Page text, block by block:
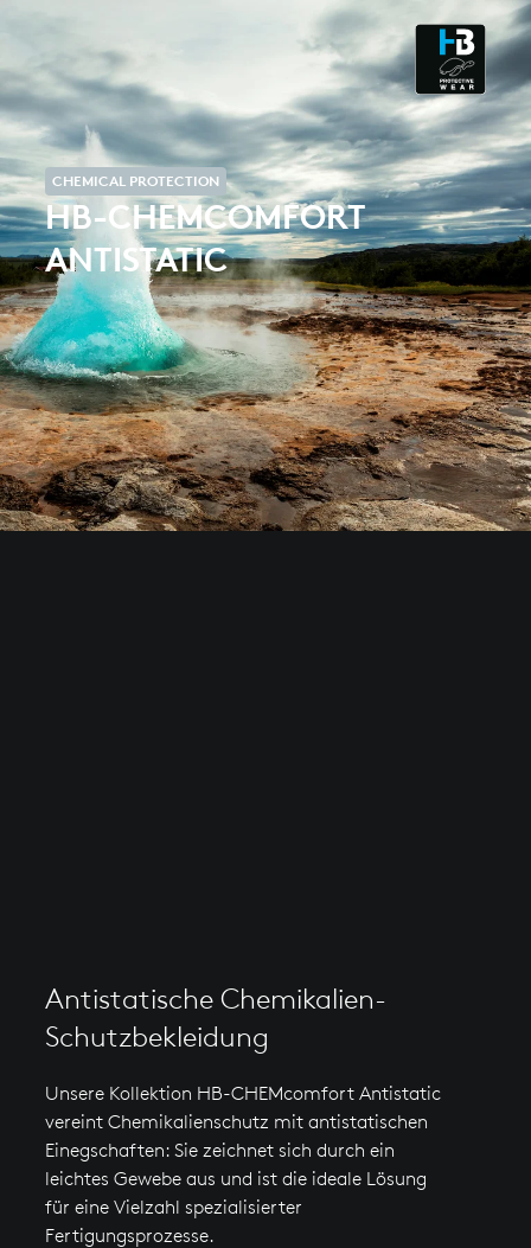
ESD - ELECTROSTATIC
DISCHARGE
CLEANROOM & DUST
CHEMICAL PROTECTION
HB-CHEMCOMFORT
ANTISTATIC
Antistatische Chemikalien-
Schutzbekleidung
Unsere Kollektion HB-CHEMcomfort Antistatic
vereint Chemikalienschutz mit antistatischen
Einegschaften: Sie zeichnet sich durch ein
leichtes Gewebe aus und ist die ideale Lösung
für eine Vielzahl spezialisierter
Fertigungsprozesse.